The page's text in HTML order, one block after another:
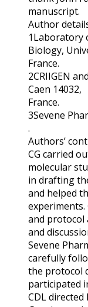
manuscript.
Author
1Laboratory
Biology,
France.
2CRIIGEN
Caen 14032,
France.
3Sevene
.
Authors’
CG carried
molecular
in drafting
and helped
and protocol
and
Sevene
carefully
the protocol
participated
CDL directed